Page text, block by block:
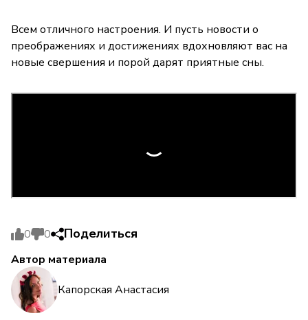
Всем отличного настроения. И пусть новости о
преображениях и достижениях вдохновляют вас на
новые свершения и порой дарят приятные сны.
0 0 Поделиться
Автор материала
Капорская Анастасия